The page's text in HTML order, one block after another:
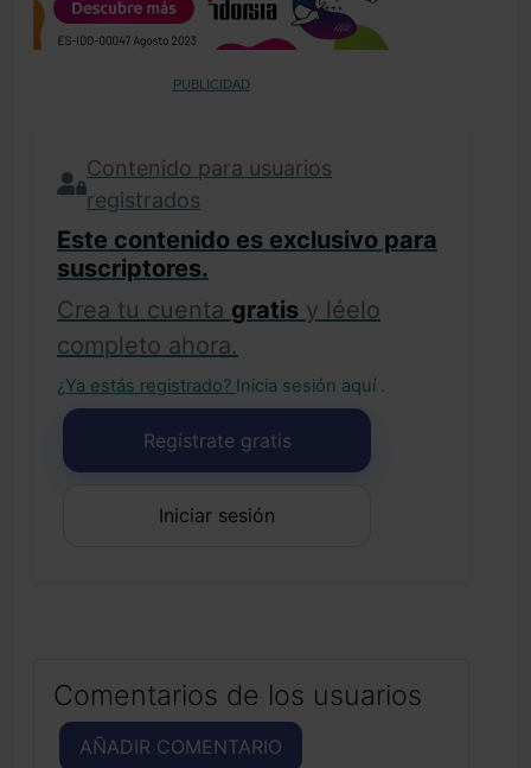
PUBLICIDAD
Contenido para usuarios
registrados
Este contenido es exclusivo para
suscriptores.
Crea tu cuenta gratis y léelo
completo ahora.
¿Ya estás registrado? Inicia sesión aquí .
Regístrate gratis
Iniciar sesión
Comentarios de los usuarios
AÑADIR COMENTARIO